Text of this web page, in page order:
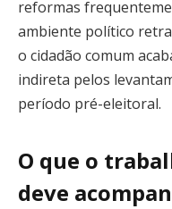
reformas
ambiente político
o cidadão comum
indireta pelos
período pré-eleitoral.
O que o
deve